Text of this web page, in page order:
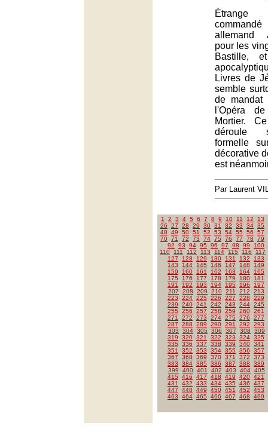
Étrange
allemand
pour les
Bastille,
Livres de
semble
de mandat
l'Opéra
Mortier.
déroule
formelle
décorative
est
Par Laurent
1 2 3 4 5 6 7 8 9 10 11 12
13
26
27 28 29 30 31 32 33 34 35
48
49 50 51 52 53 54 55 56
57
70 71 72 73 74 75 76 77 78
79
92
93 94 95 96 97 98 99
100
110
111 112 113 114 115 116
117
127
128 129 130 131 132
133
143
144 145 146 147 148
149
159
160 161 162 163 164
165
175
176 177 178 179 180
181
191
192 193 194 195 196
197
207
208 209 210 211 212
213
223
224 225 226 227 228
229
239
240 241 242 243 244 245
255
256 257 258 259 260 261
271
272 273 274 275 276
277
287
288 289 290 291 292
293
303
304 305 306 307 308
309
319
320 321 322 323 324 325
335
336 337 338 339 340 341
351
352 353 354 355 356
357
367
368 369 370 371 372
373
383
384 385 386 387 388
389
399
400 401 402 403 404 405
415
416 417 418 419 420 421
431
432 433 434 435 436
437
447
448 449 450 451 452
453
463
464 465 466 467 468 469